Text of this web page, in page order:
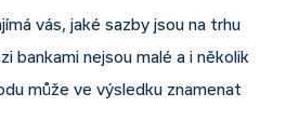
vás, jaké sazby jsou na trhu
bankami nejsou malé a i několik
může ve výsledku znamenat